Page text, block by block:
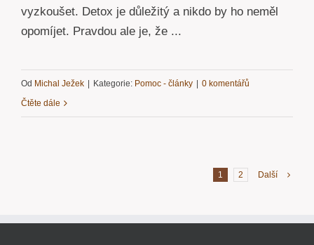
vyzkoušet. Detox je důležitý a nikdo by ho neměl
opomíjet. Pravdou ale je, že ...
Od Michal Ježek Kategorie: Pomoc - články
0 komentářů
Čtěte dále
1 2 Další